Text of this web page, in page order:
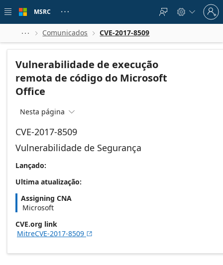
 main
MSRC    
Sign
in
to
account
  Comunicados  CVE-2017-8509
Vulnerabilidade de execução
remota de código do Microsoft
Office
Nesta página 
CVE-2017-8509
Vulnerabilidade de Segurança
Lançado:
Ultima atualização:
Assigning CNA
Microsoft
CVE.org link
MitreCVE-2017-8509 